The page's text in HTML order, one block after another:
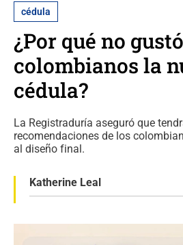
cédula
¿Por qué no
colombianos la
cédula?
La Registraduría aseguró que
recomendaciones de los
al diseño final.
Katherine Leal